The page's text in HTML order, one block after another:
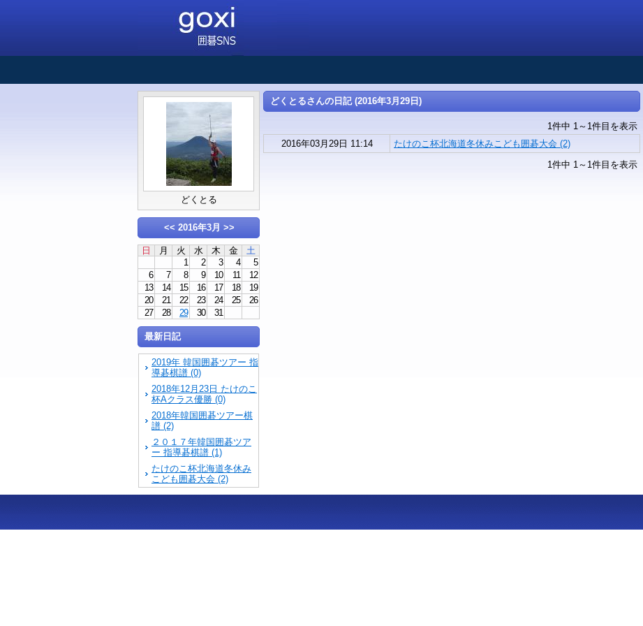
どくとる
<< 2016年3月 >>
日 月 火 水 木 金
土
1
2 3 4
5
6
7 8 9 10 11
12
13
14 15 16 17 18
19
20
21 22 23 24 25
26
27
28 29 30 31
最新日記
2019年 韓国囲碁ツアー 指
導碁棋譜 (0)
2018年12月23日 たけのこ
杯Aクラス優勝 (0)
2018年韓国囲碁ツアー棋
譜 (2)
２０１７年韓国囲碁ツア
ー 指導碁棋譜 (1)
たけのこ杯北海道冬休み
こども囲碁大会 (2)
どくとるさんの日記 (2016年3月29日)
1件中 1～1件目を表示
2016年03月29日 11:14
たけのこ杯北海道冬休みこども囲碁大会 (2)
1件中 1～1件目を表示